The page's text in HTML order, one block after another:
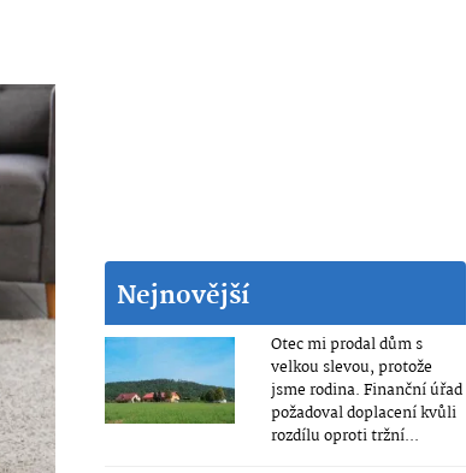
Nejnovější
Otec mi prodal dům s
velkou slevou, protože
jsme rodina. Finanční úřad
požadoval doplacení kvůli
rozdílu oproti tržní...